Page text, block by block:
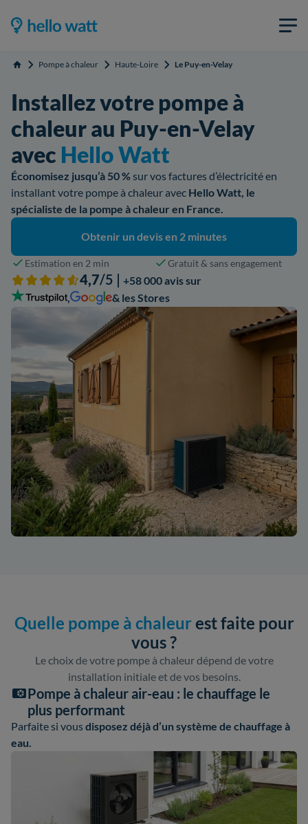
Accueil Pompe à chaleur Haute-Loire Le Puy-en-Velay
Installez votre pompe à
chaleur au Puy-en-Velay
avec Hello Watt
Économisez jusqu’à 50 %sur vos factures d’électricité en
installant votre pompe à chaleur avec Hello Watt, le
spécialiste de la pompe à chaleur en France.
Obtenir un devis en 2 minutes
Estimation en 2 min Gratuit & sans engagement
4,7/5 | +58 000 avis sur
,
& les Stores
Quelle pompe à chaleurest faite pour
vous ?
Le choix de votre pompe à chaleur dépend de votre
installation initiale et de vos besoins.
Pompe à chaleur air-eau : le chauffage le
plus performant
Parfaite si vousdisposez déjà d’un système de chauffage à
eau.